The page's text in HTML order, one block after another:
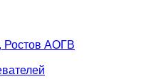
Ростов АОГВ